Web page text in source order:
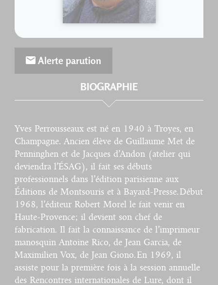
Alerte parution
BIOGRAPHIE
Yves Perrousseaux est né en 1940 à Troyes, en
Champagne. Ancien élève de Guillaume Met de
Penninghen et de Jacques d’Andon (atelier qui
deviendra l’ÉSAG), il fait ses débuts
professionnels dans l’édition parisienne aux
Éditions de Montsouris et à Bayard-Presse. Début
1968, l’éditeur Robert Morel le fait venir en
Haute-Provence ; il devient son chef de
fabrication. Il fait la connaissance de l’imprimeur
manosquin Antoine Rico, de Jean Garcia, de
Maximilien Vox, de Jean Giono. En 1969, il
assiste pour la première fois à la session annuelle
des Rencontres internationales de Lure, dont il